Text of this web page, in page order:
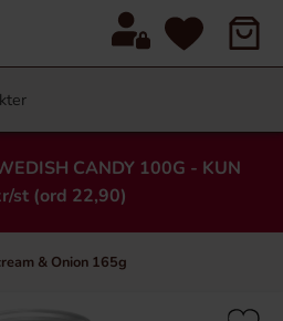
CANDY 100G - KUN
st (ord 22,90)
& Onion 165g
×